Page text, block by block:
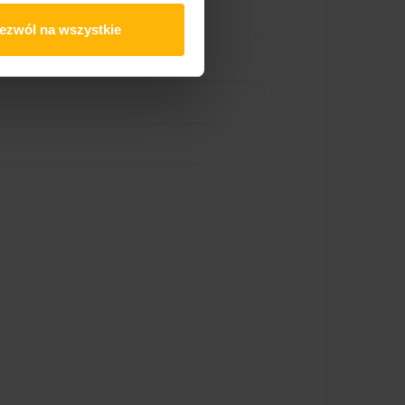
na wszystkie